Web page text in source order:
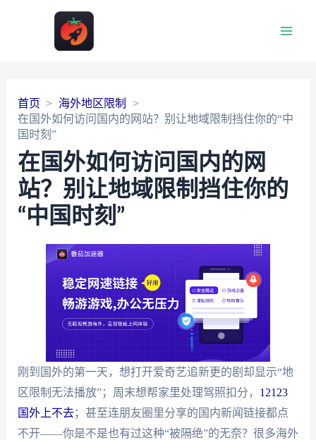
首页
海外地区限制
在国外如何访问国内的网站？别让地域限制挡住你的“中
国时刻”
在国外如何访问国内的网
站？别让地域限制挡住你的
“中国时刻”
刚到国外的第一天，想打开爱奇艺追新更的剧却显示“地
区限制无法播放”；周末想帮家里处理驾照扣分， 12123
国外上不去；甚至连朋友圈里分享的国内新闻链接都点
不开——你是不是也有过这种“被隔绝”的无奈？很多海外